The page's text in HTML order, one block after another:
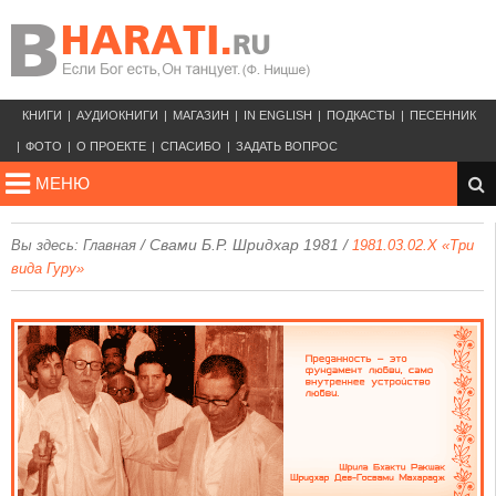
КНИГИ АУДИОКНИГИ МАГАЗИН IN ENGLISH ПОДКАСТЫ ПЕСЕННИК
ФОТО О ПРОЕКТЕ СПАСИБО ЗАДАТЬ ВОПРОС
МЕНЮ
Вы здесь: Главная /Свами Б.Р. Шридхар 1981 / 1981.03.02.X «Три
вида Гуру»